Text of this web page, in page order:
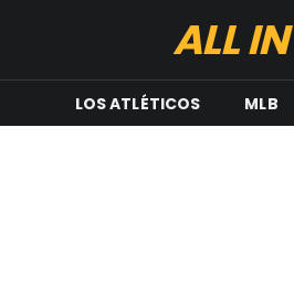
ALL IN
LOS ATLÉTICOS MLB